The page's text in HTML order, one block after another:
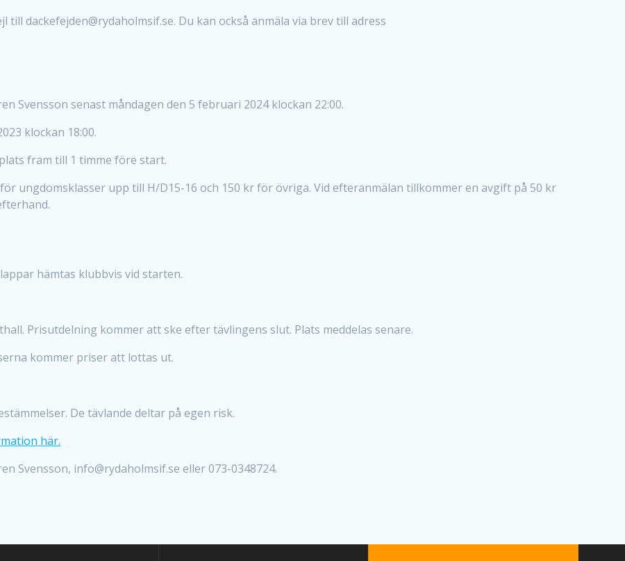
dackefejden@rydaholmsif.se. Du kan också anmäla via brev till adress
Svensson senast måndagen den 5 februari 2024 klockan 22:00.
klockan 18:00.
fram till 1 timme före start.
ungdomsklasser upp till H/D15-16 och 150 kr för övriga. Vid efteranmälan tillkommer en avgift på 50 kr
hämtas klubbvis vid starten.
Prisutdelning kommer att ske efter tävlingens slut. Plats meddelas senare.
kommer priser att lottas ut.
De tävlande deltar på egen risk.
här.
Svensson, info@rydaholmsif.se eller 073-0348724.